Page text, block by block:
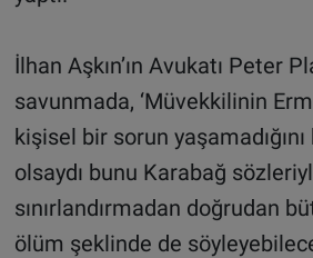
İlhan Aşkın’ın Avukatı Peter
savunmada, ‘Müvekkilinin
kişisel bir sorun
olsaydı bunu Karabağ
sınırlandırmadan doğrudan
ölüm şeklinde de